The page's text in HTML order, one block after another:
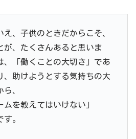
、子供のときだからこそ、
が、たくさんあると思いま
、「働くことの大切さ」であ
、助けようとする気持ちの大
、
ムを教えてはいけない」
。